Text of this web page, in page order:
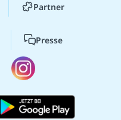
Partner
Presse